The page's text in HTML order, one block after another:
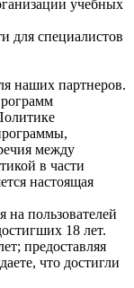
учебных
для специалистов
наших партнеров.
между
в части
настоящая
на пользователей
18 лет.
предоставляя
что достигли